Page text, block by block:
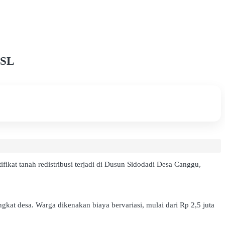
tanah redistribusi terjadi di Dusun Sidodadi Desa Canggu,
desa. Warga dikenakan biaya bervariasi, mulai dari Rp 2,5 juta